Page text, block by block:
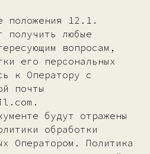
положения 12.1.
получить любые
вопросам,
его персональных
к Оператору с
почты
будут отражены
обработки
Оператором. Политика